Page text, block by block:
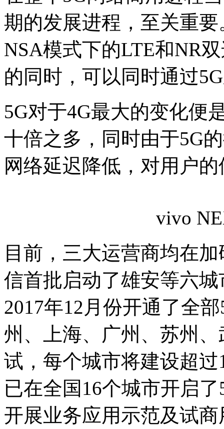
期的发展进程，至关重
NSA模式下的LTE和NR
的同时，可以同时通过
5G对于4G最大的变化便
十倍之多，同时由于5G
网络延迟降低，对用户
vivo
目前，三大运营商均在
信首批启动了雄安等六
2017年12月份开通了全
州、上海、广州、苏州
试，每个城市将建设超
已在全国16个城市开启
开展业务应用示范及试